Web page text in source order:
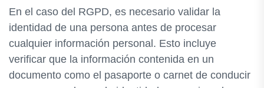
En el caso del RGPD, es necesario validar la
identidad de una persona antes de procesar
cualquier información personal. Esto incluye
verificar que la información contenida en un
documento como el pasaporte o carnet de conducir